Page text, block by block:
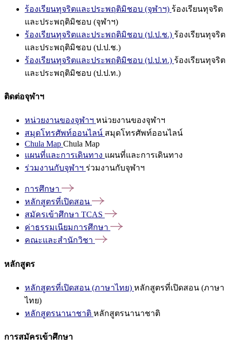
ร้องเรียนทุจริตและประพฤติมิชอบ (จุฬาฯ) ร้องเรียนทุจริต
และประพฤติมิชอบ (จุฬาฯ)
ร้องเรียนทุจริตและประพฤติมิชอบ (ป.ป.ช.) ร้องเรียนทุจริต
และประพฤติมิชอบ (ป.ป.ช.)
ร้องเรียนทุจริตและประพฤติมิชอบ (ป.ป.ท.) ร้องเรียนทุจริต
และประพฤติมิชอบ (ป.ป.ท.)
ติดต่อจุฬาฯ
หน่วยงานของจุฬาฯ หน่วยงานของจุฬาฯ
สมุดโทรศัพท์ออนไลน์ สมุดโทรศัพท์ออนไลน์
Chula Map Chula Map
แผนที่และการเดินทาง แผนที่และการเดินทาง
ร่วมงานกับจุฬาฯ ร่วมงานกับจุฬาฯ
การศึกษา
หลักสูตรที่เปิดสอน
สมัครเข้าศึกษา TCAS
ค่าธรรมเนียมการศึกษา
คณะและสำนักวิชา
หลักสูตร
หลักสูตรที่เปิดสอน (ภาษาไทย) หลักสูตรที่เปิดสอน (ภาษา
ไทย)
หลักสูตรนานาชาติ หลักสูตรนานาชาติ
การสมัครเข้าศึกษา